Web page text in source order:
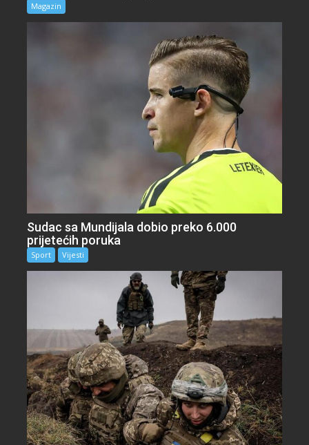
Magazin
Sudac sa Mundijala dobio preko 6.000
prijetećih poruka
Sport Vijesti